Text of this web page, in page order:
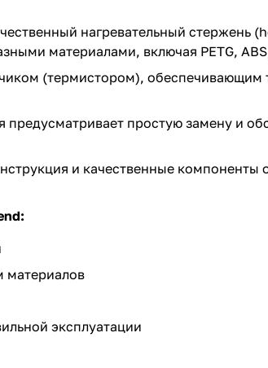
нагревательный стержень
материалами, включая PETG,
(термистором),
предусматривает простую замену и
и качественные компоненты
материалов
эксплуатации